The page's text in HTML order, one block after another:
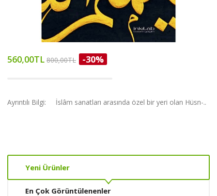
560,00TL 800,00TL -30%
Ayrıntılı Bilgi: İslâm sanatları arasında özel bir yeri olan Hüsn-..
Yeni Ürünler
En Çok Görüntülenenler